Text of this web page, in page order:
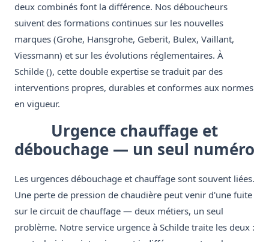
deux combinés font la différence. Nos déboucheurs
suivent des formations continues sur les nouvelles
marques (Grohe, Hansgrohe, Geberit, Bulex, Vaillant,
Viessmann) et sur les évolutions réglementaires. À
Schilde (), cette double expertise se traduit par des
interventions propres, durables et conformes aux normes
en vigueur.
Urgence chauffage et
débouchage — un seul numéro
Les urgences débouchage et chauffage sont souvent liées.
Une perte de pression de chaudière peut venir d'une fuite
sur le circuit de chauffage — deux métiers, un seul
problème. Notre service urgence à Schilde traite les deux :